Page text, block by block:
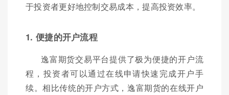
于投资者更好地控制交易成本，提高投资效率。
1. 便捷的开户流程
逸富期货交易平台提供了极为便捷的开户流
程，投资者可以通过在线申请快速完成开户手
续。相比传统的开户方式，逸富期货的在线开户